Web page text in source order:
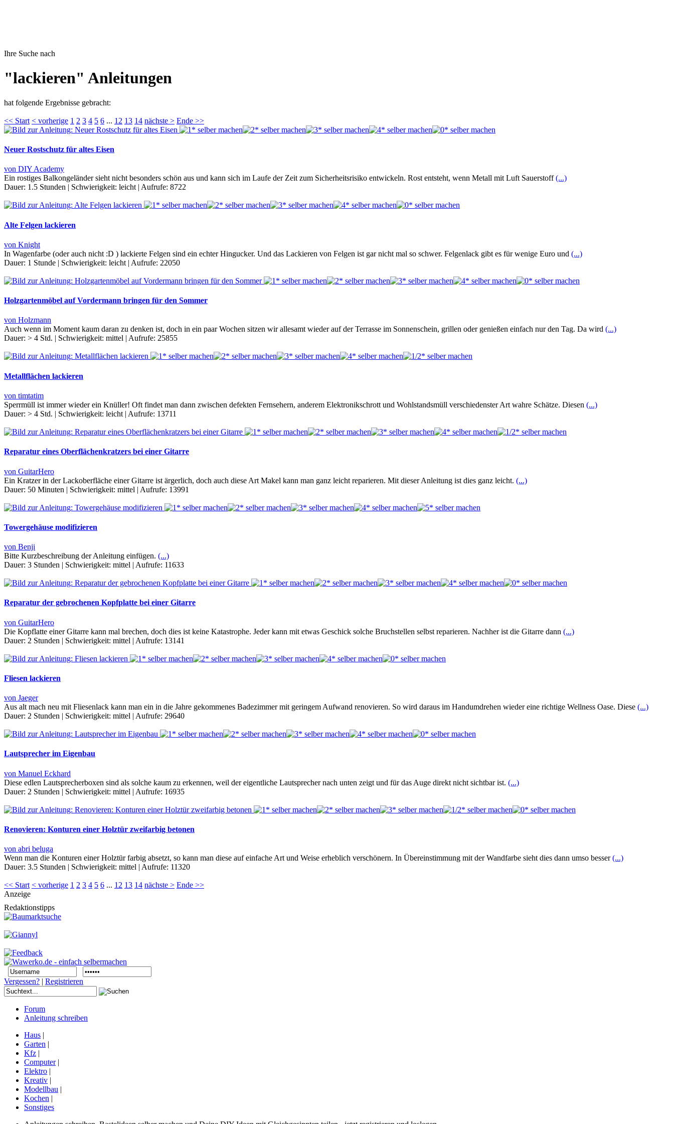
Ihre Suche nach
"lackieren" Anleitungen
hat folgende Ergebnisse gebracht:
<< Start < vorherige 1 2 3 4 5 6 ... 12 13 14 nächste > Ende >>
Neuer Rostschutz für altes Eisen
von DIY Academy
Ein rostiges Balkongeländer sieht nicht besonders schön aus und kann sich im Laufe der Zeit zum Sicherheitsrisiko entwickeln. Rost entsteht, wenn Metall mit Luft Sauerstoff(...)
Dauer: 1.5 Stunden | Schwierigkeit: leicht | Aufrufe: 8722
Alte Felgen lackieren
von Knight
In Wagenfarbe (oder auch nicht :D ) lackierte Felgen sind ein echter Hingucker. Und das Lackieren von Felgen ist gar nicht mal so schwer. Felgenlack gibt es für wenige Euro und (...)
Dauer: 1 Stunde | Schwierigkeit: leicht | Aufrufe: 22050
Holzgartenmöbel auf Vordermann bringen für den Sommer
von Holzmann
Auch wenn im Moment kaum daran zu denken ist, doch in ein paar Wochen sitzen wir allesamt wieder auf der Terrasse im Sonnenschein, grillen oder genießen einfach nur den Tag. Da wird (...)
Dauer: > 4 Std. Schwierigkeit: mittel Aufrufe: 25855
Metallflächen lackieren
von timtatim
Sperrmüll ist immer wieder ein Knüller! Oft findet man dann zwischen defekten Fernsehern, anderem Elektronikschrott und Wohlstandsmüll verschiedenster Art wahre Schätze. Diesen (...)
Dauer: > 4 Std. | Schwierigkeit: leicht | Aufrufe: 13711
Reparatur eines Oberflächenkratzers bei einer Gitarre
von GuitarHero
Ein Kratzer in der Lackoberfläche einer Gitarre ist ärgerlich, doch auch diese Art Makel kann man ganz leicht reparieren. Mit dieser Anleitung ist dies ganz leicht. (...)
Dauer: 50 Minuten | Schwierigkeit: mittel | Aufrufe: 13991
Towergehäuse modifizieren
von Benji
Bitte Kurzbeschreibung der Anleitung einfügen. (...)
Dauer: 3 Stunden | Schwierigkeit: mittel | Aufrufe: 11633
Reparatur der gebrochenen Kopfplatte bei einer Gitarre
von GuitarHero
Die Kopflatte einer Gitarre kann mal brechen, doch dies ist keine Katastrophe. Jeder kann mit etwas Geschick solche Bruchstellen selbst reparieren. Nachher ist die Gitarre dann (...)
Dauer: 2 Stunden | Schwierigkeit: mittel | Aufrufe: 13141
Fliesen lackieren
von Jaeger
Aus alt mach neu mit Fliesenlack kann man ein in die Jahre gekommenes Badezimmer mit geringem Aufwand renovieren. So wird daraus im Handumdrehen wieder eine richtige Wellness Oase. Diese (...)
Dauer: 2 Stunden | Schwierigkeit: mittel | Aufrufe: 29640
Lautsprecher im Eigenbau
von Manuel Eckhard
Diese edlen Lautsprecherboxen sind als solche kaum zu erkennen, weil der eigentliche Lautsprecher nach unten zeigt und für das Auge direkt nicht sichtbar ist. (...)
Dauer: 2 Stunden | Schwierigkeit: mittel | Aufrufe: 16935
Renovieren: Konturen einer Holztür zweifarbig betonen
von abri beluga
Wenn man die Konturen einer Holztür farbig absetzt, so kann man diese auf einfache Art und Weise erheblich verschönern. In Übereinstimmung mit der Wandfarbe sieht dies dann umso besser(...)
Dauer: 3.5 Stunden | Schwierigkeit: mittel | Aufrufe: 11320
<< Start < vorherige 1 2 3 4 5 6 ... 12 13 14 nächste > Ende >>
Anzeige
Redaktionstipps
Vergessen? | Registrieren
Forum
Anleitung schreiben
Haus |
Garten |
Kfz |
Computer|
Elektro |
Kreativ |
Modellbau |
Kochen |
Sonstiges